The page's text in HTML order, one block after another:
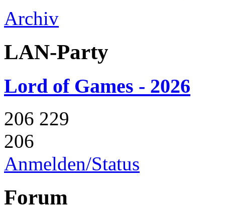
Archiv
LAN-Party
Lord of Games - 2026
206 229
206
Anmelden/Status
Forum